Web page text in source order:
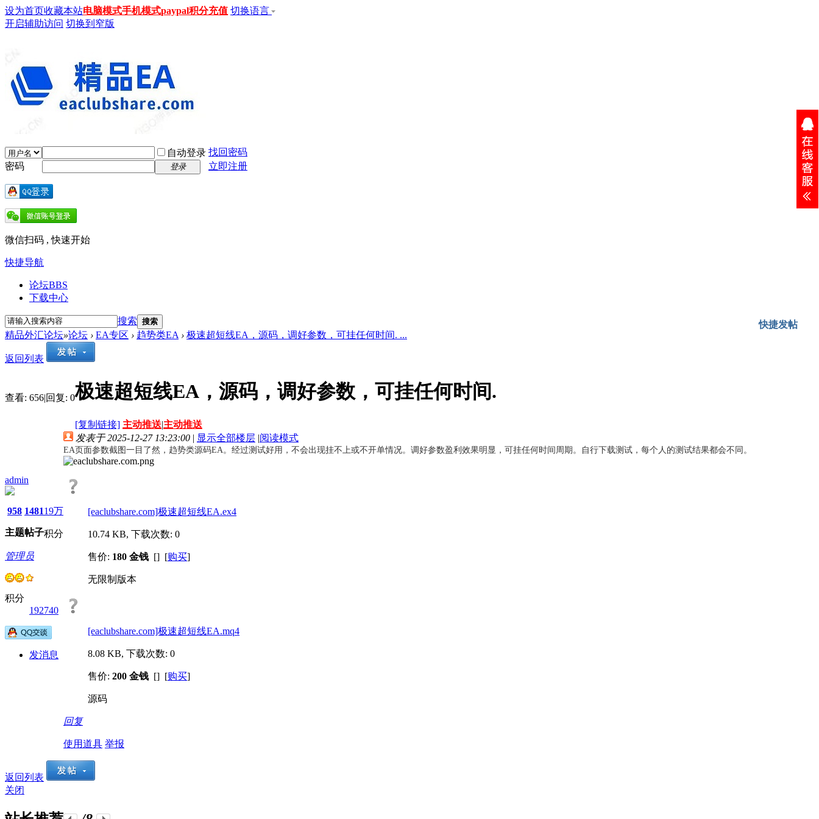
设为首页收藏本站电脑模式手机模式paypal积分充值 切换语言
开启辅助访问 切换到窄版
自动登录 找回密码
密码
登录 立即注册
微信扫码 , 快速开始
快捷导航
论坛BBS
下载中心
快捷发帖
搜索 搜索
精品外汇论坛»论坛 › EA专区 › 趋势类EA › 极速超短线EA，源码，调好参数，可挂任何时间. ...
返回列表
查看: 656|回复: 0极速超短线EA，源码，调好参数，可挂任何时间.
[复制链接] 主动推送|主动推送
admin
958
主题
1481
帖子
19万
积分
管理员
积分
192740
发消息
发表于 2025-12-27 13:23:00 | 显示全部楼层 |阅读模式
EA页面参数截图一目了然，趋势类源码EA。经过测试好用，不会出现挂不上或不开单情况。调好参数盈利效果明显，可挂任何时间周期。自行下载测试，每个人的测试结果都会不同。
[eaclubshare.com]极速超短线EA.ex4
10.74 KB, 下载次数: 0
售价: 180 金钱 [] [购买]
无限制版本
[eaclubshare.com]极速超短线EA.mq4
8.08 KB, 下载次数: 0
售价: 200 金钱 [] [购买]
源码
回复
使用道具 举报
返回列表
关闭